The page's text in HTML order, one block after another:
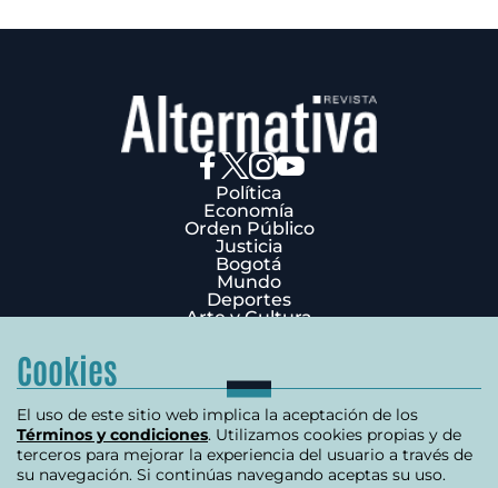
Política
Economía
Orden Público
Justicia
Bogotá
Mundo
Deportes
Arte y Cultura
Términos y condiciones
Política de privacidad
Política de cookies
Contáctenos
Carrera 7 # 75-51 Edificio Terpel Oficina 501
Cookies
El uso de este sitio web implica la aceptación de los
Términos y condiciones. Utilizamos cookies propias y de
terceros para mejorar la experiencia del usuario a través de
su navegación. Si continúas navegando aceptas su uso.